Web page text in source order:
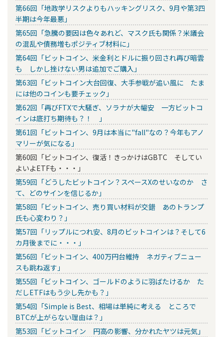
第66回「地政学リスクよりもハッキングリスク、9月や第3四
半期は今年最悪」
第65回「急騰の要因は色々あれど、マスク氏も関係？米議会
の混乱や債務増もポジティブ材料に」
第64回「ビットコイン、米金利とドルに振り回され再び暗雲
も しかし挫けない男は追加でご購入」
第63回「ビットコイン大台回復、大手参戦が追い風に たま
には他のコインも要チェック」
第62回「再びFTXで大騒ぎ、ソラナが大幅安 一方ビットコ
インは底打ち期待も？！ 」
第61回「ビットコイン、9月は本当に"fall"なの？今年もアノ
マリーが気になる」
第60回「ビットコイン、復活！きっかけはGBTC そしてい
よいよETFも・・・」
第59回「どうしたビットコイン？スペースXのせいなのか さ
て、どのサインを信じるか」
第58回「ビットコイン、売り買い材料が交錯 あのトランプ
氏も心変わり？」
第57回「リップルにつれ安、8月のビットコインは？そして6
カ月後までに・・・」
第56回「ビットコイン、400万円台維持 ネガティブニュー
スも跳ね返す」
第55回「ビットコイン、ゴールドのように羽ばたけるか た
だしETFはもう少し先かも？」
第54回「Simple is Best、相場は単純に考える ところで
BTCが上がらない理由は？」
第53回「ビットコイン 円高の影響、分かれたヤツは元気」